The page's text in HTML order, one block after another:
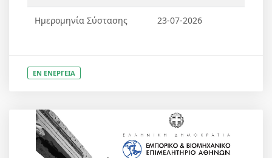
Ημερομηνία Σύστασης 23-07-2026
ΕΝ ΕΝΕΡΓΕΙΑ